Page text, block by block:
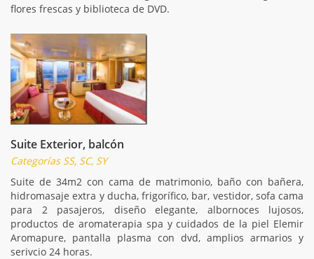
flores frescas y biblioteca de DVD.
Suite Exterior, balcón
Categorías SS, SC, SY
Suite de 34m2 con cama de matrimonio, baño con bañera,
hidromasaje extra y ducha, frigorífico, bar, vestidor, sofa cama
para 2 pasajeros, diseño elegante, albornoces lujosos,
productos de aromaterapia spa y cuidados de la piel Elemir
Aromapure, pantalla plasma con dvd, amplios armarios y
serivcio 24 horas.